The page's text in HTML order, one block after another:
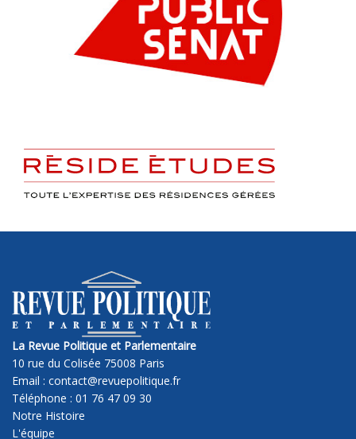
La Revue Politique et Parlementaire
10 rue du Colisée 75008 Paris
Email : contact@revuepolitique.fr
Téléphone : 01 76 47 09 30
Notre Histoire
L'équipe